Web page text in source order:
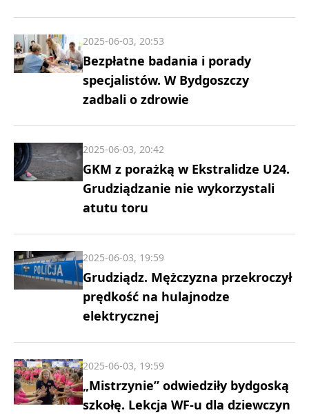
Bezpłatne badania i porady
specjalistów. W Bydgoszczy
zadbali o zdrowie
2025-06-03, 20:53
GKM z porażką w Ekstralidze U24.
Grudziądzanie nie wykorzystali
atutu toru
2025-06-03, 20:42
Grudziądz. Mężczyzna przekroczył
prędkość na hulajnodze
elektrycznej
2025-06-03, 19:59
„Mistrzynie” odwiedziły bydgoską
szkołę. Lekcja WF-u dla dziewczyn
2025-06-03, 19:59